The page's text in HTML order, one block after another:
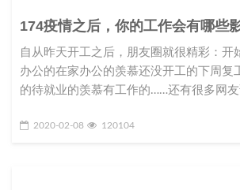
174疫情之后，你的工作会有哪些
自从昨天开工之后，朋友圈就很精彩：开
办公的在家办公的羡慕还没开工的下周复
的待就业的羡慕有工作的……还有很多网友
2020-02-08 120104